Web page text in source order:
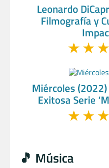
Leonardo
Filmografía y
★★★
Miércoles (2022)
Exitosa Serie
★★★
🎵 Música